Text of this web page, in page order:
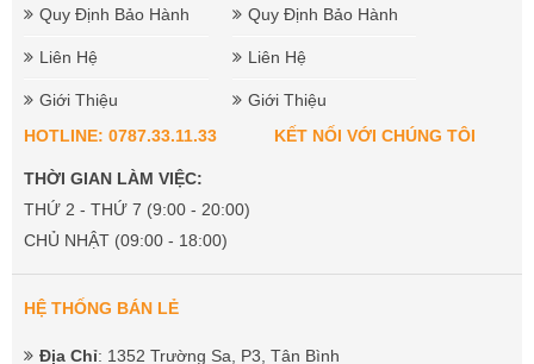
Quy Định Bảo Hành
Liên Hệ
Giới Thiệu
Quy Định Bảo Hành
Liên Hệ
Giới Thiệu
HOTLINE: 0787.33.11.33
THỜI GIAN LÀM VIỆC:
THỨ 2 - THỨ 7 (9:00 - 20:00)
CHỦ NHẬT (09:00 - 18:00)
KẾT NỐI VỚI CHÚNG TÔI
HỆ THỐNG BÁN LẺ
Địa Chỉ: 1352 Trường Sa, P3, Tân Bình